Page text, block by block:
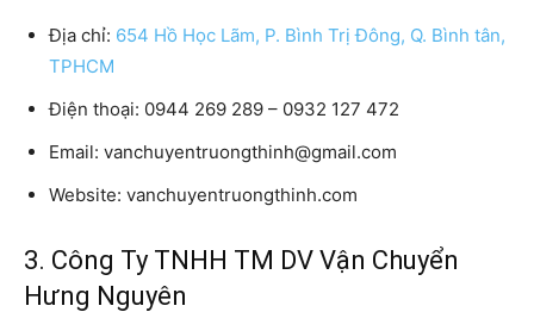
Địa chỉ: 654 Hồ Học Lãm, P. Bình Trị Đông, Q. Bình tân,
TPHCM
Điện thoại: 0944 269 289 – 0932 127 472
Email: vanchuyentruongthinh@gmail.com
Website: vanchuyentruongthinh.com
3. Công Ty TNHH TM DV Vận Chuyển
Hưng Nguyên